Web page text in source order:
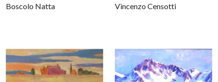
Boscolo Natta
Vincenzo Censotti